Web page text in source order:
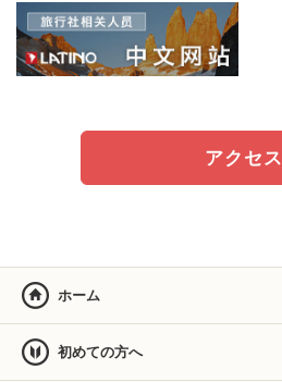
アクセス
ホーム
初めての方へ